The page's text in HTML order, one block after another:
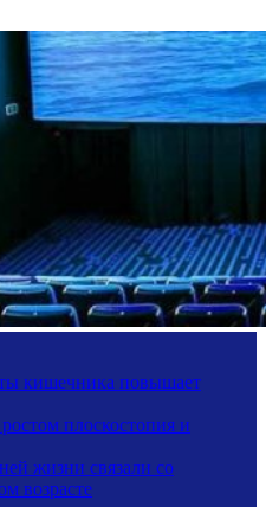
кишечника повышает
плоскостопия и
жизни связали со
возрасте